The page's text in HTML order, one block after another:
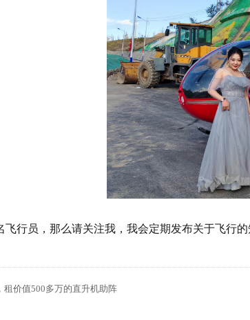
行员，那么请关注我，我会定期发布关于飞行
租价值500多万的直升机助阵